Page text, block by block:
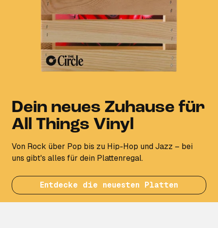
Dein neues Zuhause für
All Things Vinyl
Von Rock über Pop bis zu Hip-Hop und Jazz – bei
uns gibt's alles für dein Plattenregal.
Entdecke die neuesten Platten